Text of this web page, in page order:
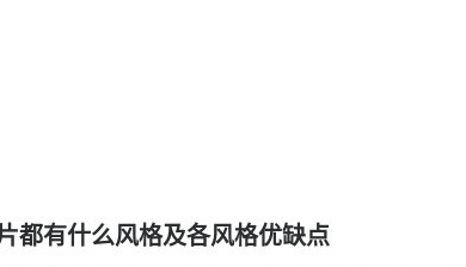
都有什么风格及各风格优缺点